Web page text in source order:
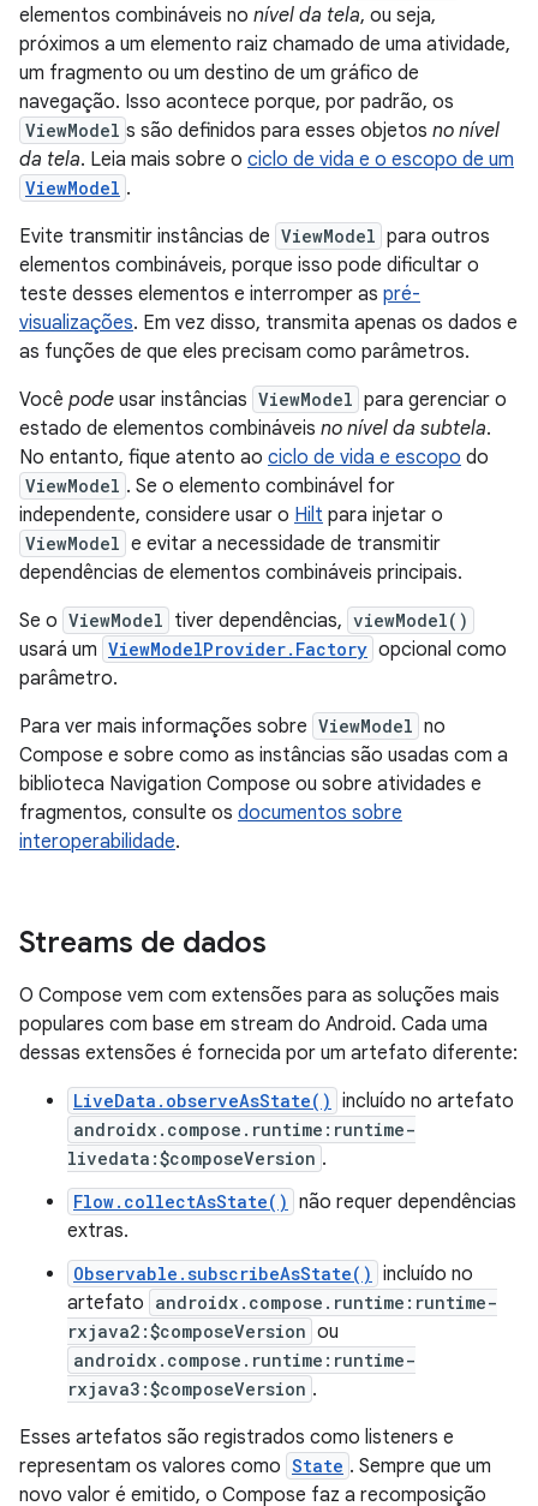
elementos combináveis no nível da tela, ou seja,
próximos a um elemento raiz chamado de uma atividade,
um fragmento ou um destino de um gráfico de
navegação. Isso acontece porque, por padrão, os
ViewModel s são definidos para esses objetos no nível
da tela. Leia mais sobre o ciclo de vida e o escopo de um
ViewModel .
Evite transmitir instâncias de ViewModel para outros
elementos combináveis, porque isso pode dificultar o
teste desses elementos e interromper as pré-
visualizações. Em vez disso, transmita apenas os dados e
as funções de que eles precisam como parâmetros.
Você pode usar instâncias ViewModel para gerenciar o
estado de elementos combináveis no nível da subtela.
No entanto, fique atento ao ciclo de vida e escopo do
ViewModel . Se o elemento combinável for
independente, considere usar o Hilt para injetar o
ViewModel e evitar a necessidade de transmitir
dependências de elementos combináveis principais.
Se o ViewModel tiver dependências, viewModel()
usará um ViewModelProvider.Factory opcional como
parâmetro.
Para ver mais informações sobre ViewModel no
Compose e sobre como as instâncias são usadas com a
biblioteca Navigation Compose ou sobre atividades e
fragmentos, consulte os documentos sobre
interoperabilidade.
Streams de dados
O Compose vem com extensões para as soluções mais
populares com base em stream do Android. Cada uma
dessas extensões é fornecida por um artefato diferente:
LiveData.observeAsState() incluído no artefato
androidx.compose.runtime:runtime-
livedata:$composeVersion .
Flow.collectAsState() não requer dependências
extras.
Observable.subscribeAsState() incluído no
artefato androidx.compose.runtime:runtime-
rxjava2:$composeVersion ou
androidx.compose.runtime:runtime-
rxjava3:$composeVersion .
Esses artefatos são registrados como listeners e
representam os valores como State . Sempre que um
novo valor é emitido, o Compose faz a recomposição